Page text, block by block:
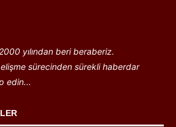
yılından beri beraberiz.
sürecinden sürekli haberdar
edin...